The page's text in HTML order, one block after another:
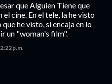
que Alguien Tiene que
el cine. En el tele, la he visto
he visto, sí encaja en lo
un "woman's film".
p.m.